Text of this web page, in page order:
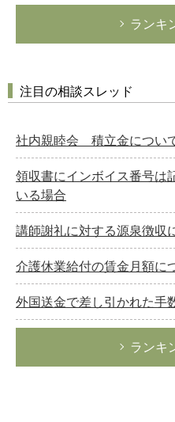
ランキ
注目の相談スレッド
社内親睦会 積立金につい
領収書にインボイス番号は
いる場合
講師謝礼に対する源泉徴収
介護休業給付の賃金月額に
外国送金で差し引かれた手
ランキ